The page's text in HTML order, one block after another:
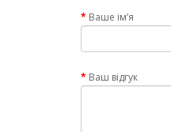
Ваше ім’я
Ваш відгук